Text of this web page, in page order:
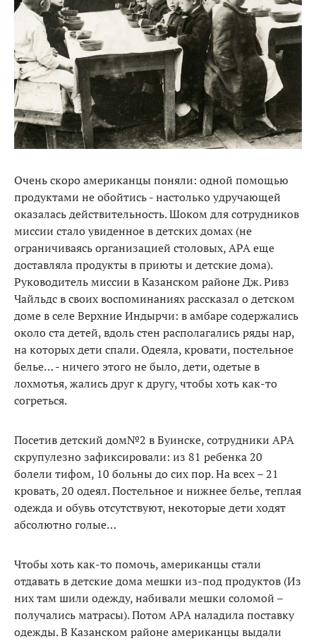
Очень скоро американцы поняли: одной помощью
продуктами не обойтись - настолько удручающей
оказалась действительность. Шоком для сотрудников
миссии стало увиденное в детских домах (не
ограничиваясь организацией столовых, АРА еще
доставляла продукты в приюты и детские дома).
Руководитель миссии в Казанском районе Дж. Ривз
Чайльдс в своих воспоминаниях рассказал о детском
доме в селе Верхние Индырчи: в амбаре содержались
около ста детей, вдоль стен располагались ряды нар,
на которых дети спали. Одеяла, кровати, постельное
белье… - ничего этого не было, дети, одетые в
лохмотья, жались друг к другу, чтобы хоть как-то
согреться.
Посетив детский дом№2 в Буинске, сотрудники АРА
скрупулезно зафиксировали: из 81 ребенка 20
болели тифом, 10 больны до сих пор. На всех – 21
кровать, 20 одеял. Постельное и нижнее белье, теплая
одежда и обувь отсутствуют, некоторые дети ходят
абсолютно голые…
Чтобы хоть как-то помочь, американцы стали
отдавать в детские дома мешки из-под продуктов (Из
них там шили одежду, набивали мешки соломой –
получались матрасы). Потом АРА наладила поставку
одежды. В Казанском районе американцы выдали